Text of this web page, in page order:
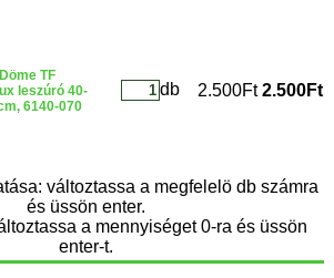
TF
leszúró 40-
6140-070
db 2.500Ft 2.500Ft
változtassa a megfelelö db számra
és üssön enter.
a mennyiséget 0-ra és üssön
enter-t.